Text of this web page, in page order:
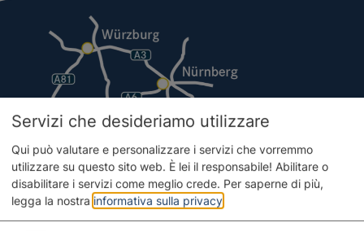
Servizi che desideriamo utilizzare
Qui può valutare e personalizzare i servizi che vorremmo
utilizzare su questo sito web. È lei il responsabile! Abilitare o
disabilitare i servizi come meglio crede. Per saperne di più,
legga la nostra informativa sulla privacy